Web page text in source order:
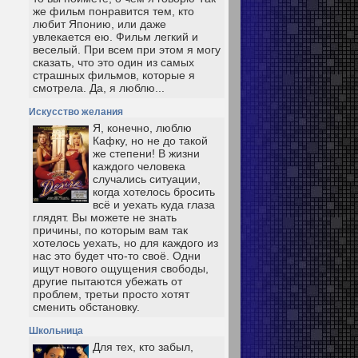
же фильм понравится тем, кто
любит Японию, или даже
увлекается ею. Фильм легкий и
веселый. При всем при этом я могу
сказать, что это один из самых
страшных фильмов, которые я
смотрела. Да, я люблю...
Искусство желания
Я, конечно, люблю
Кафку, но не до такой
же степени! В жизни
каждого человека
случались ситуации,
когда хотелось бросить
всё и уехать куда глаза
глядят. Вы можете не знать
причины, по которым вам так
хотелось уехать, но для каждого из
нас это будет что-то своё. Одни
ищут нового ощущения свободы,
другие пытаются убежать от
проблем, третьи просто хотят
сменить обстановку.
Школьница
Для тех, кто забыл,